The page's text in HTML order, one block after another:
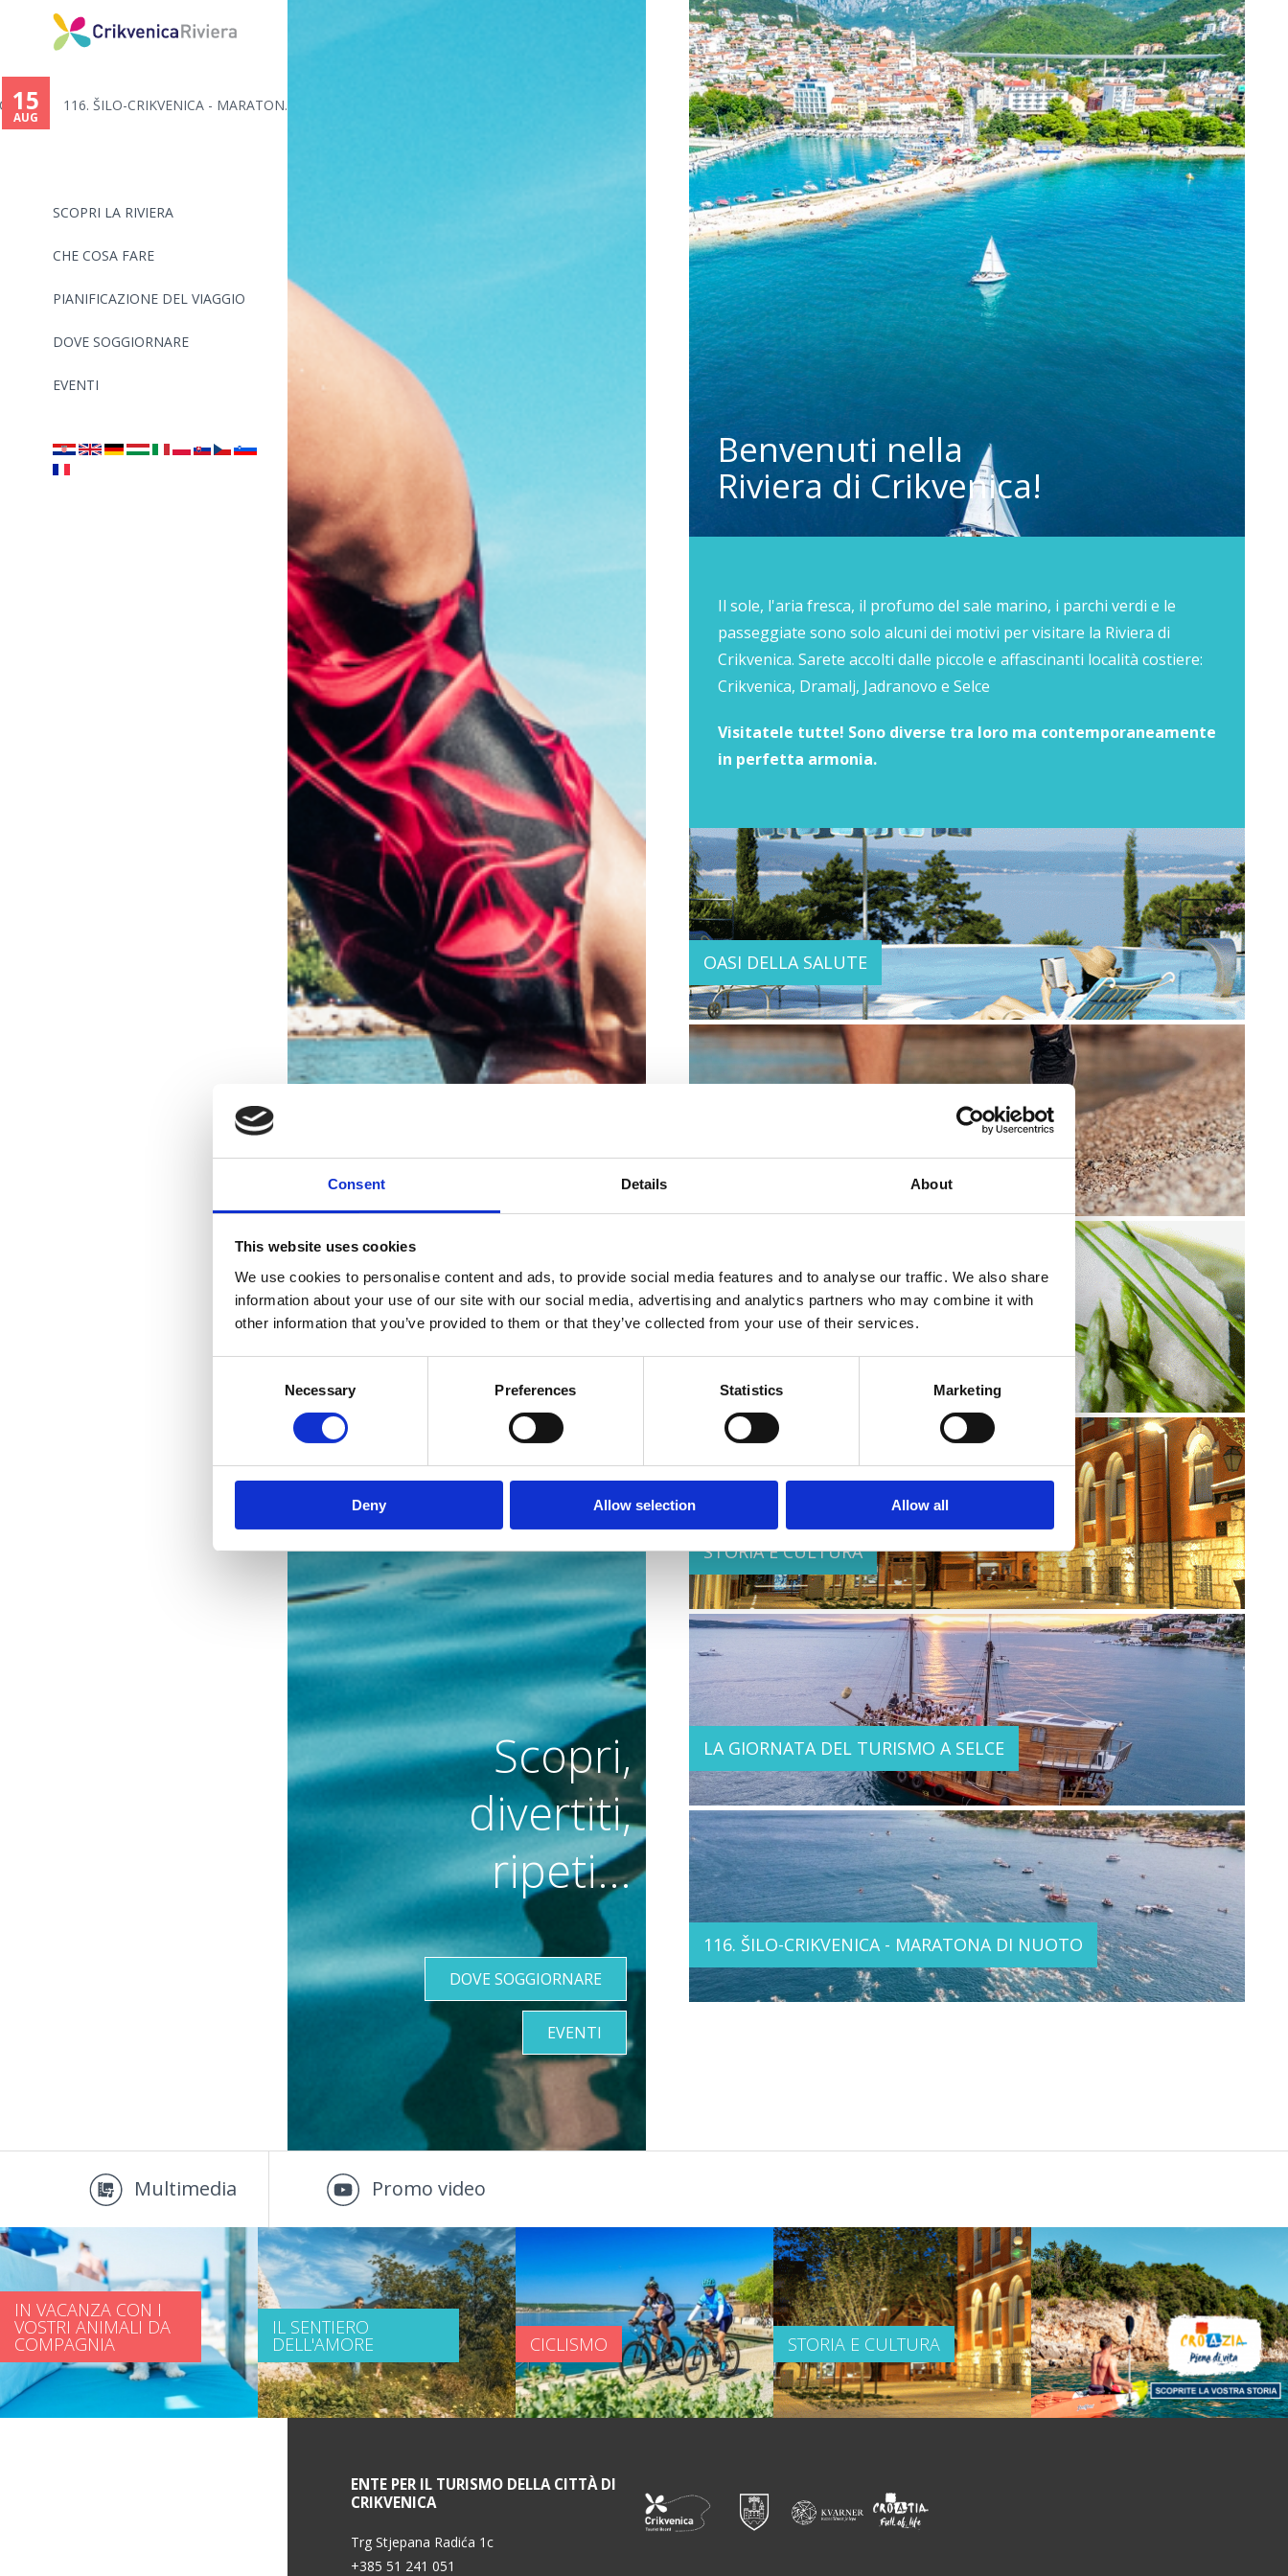
Consent Details About
This website uses cookies
We use cookies to personalise content and ads, to provide social media features and to analyse our traffic. We also share
information about your use of our site with our social media, advertising and analytics partners who may combine it with
other information that you’ve provided to them or that they’ve collected from your use of their services.
Necessary Preferences Statistics Marketing
Deny Allow selection Allow all
Jump to navigation
SCOPRI LA RIVIERA
CHE COSA FARE
PIANIFICAZIONE DEL VIAGGIO
DOVE SOGGIORNARE
EVENTI
15
AUG
116. ŠILO-CRIKVENICA - MARATON...
Benvenuti nella
Riviera di Crikvenica!
Il sole, l'aria fresca, il profumo del sale marino, i parchi verdi e le
passeggiate sono solo alcuni dei motivi per visitare la Riviera di
Crikvenica. Sarete accolti dalle piccole e affascinanti località costiere:
Crikvenica, Dramalj, Jadranovo e Selce
Visitatele tutte! Sono diverse tra loro ma contemporaneamente
in perfetta armonia.
OASI DELLA SALUTE
SPORT E RICREAZIONE
GASTRONOMIA
STORIA E CULTURA
LA GIORNATA DEL TURISMO A SELCE
116. ŠILO-CRIKVENICA - MARATONA DI NUOTO
Scopri,
divertiti,
ripeti...
DOVE SOGGIORNARE
EVENTI
Multimedia Promo video
IN VACANZA CON I
VOSTRI ANIMALI DA
COMPAGNIA
IL SENTIERO
DELL'AMORE CICLISMO STORIA E CULTURA
ENTE PER IL TURISMO DELLA CITTÀ DI
CRIKVENICA
Trg Stjepana Radića 1c
+385 51 241 051